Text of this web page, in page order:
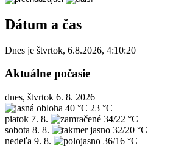
Dátum a čas
Dnes je štvrtok, 6.8.2026, 4:10:20
Aktuálne počasie
dnes, štvrtok 6. 8. 2026
40 °C 23 °C
piatok 7. 8.
34/22 °C
sobota 8. 8.
32/20 °C
nedeľa 9. 8. 36/16 °C